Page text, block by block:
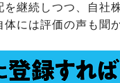
継続しつつ、自社
には評価の声も聞